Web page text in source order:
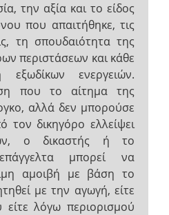
την αξία και το είδος
που απαιτήθηκε, τις
τη σπουδαιότητα της
περιστάσεων και κάθε
εξωδίκων ενεργειών.
που το αίτημα της
αλλά δεν μπορούσε
τον δικηγόρο ελλείψει
ο δικαστής ή το
μπορεί να
αμοιβή με βάση το
με την αγωγή, είτε
λόγω περιορισμού